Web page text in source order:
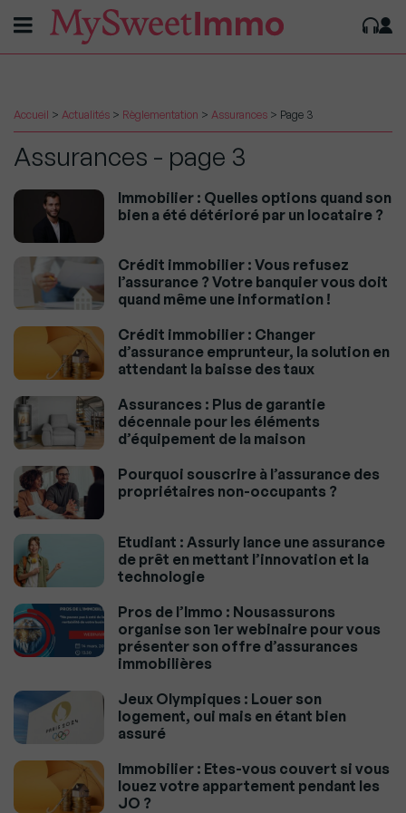
Accueil > Actualités > Règlementation > Assurances > Page 3
Assurances - page 3
Immobilier : Quelles options quand son
bien a été détérioré par un locataire ?
Crédit immobilier : Vous refusez
l’assurance ? Votre banquier vous doit
quand même une information !
Crédit immobilier : Changer
d’assurance emprunteur, la solution en
attendant la baisse des taux
Assurances : Plus de garantie
décennale pour les éléments
d’équipement de la maison
Pourquoi souscrire à l’assurance des
propriétaires non-occupants ?
Etudiant : Assurly lance une assurance
de prêt en mettant l’innovation et la
technologie
Pros de l’Immo : Nousassurons
organise son 1er webinaire pour vous
présenter son offre d’assurances
immobilières
Jeux Olympiques : Louer son
logement, oui mais en étant bien
assuré
Immobilier : Etes-vous couvert si vous
louez votre appartement pendant les
JO ?